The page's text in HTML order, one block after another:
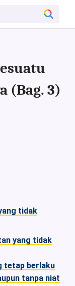
(Bag. 3)
tidak
yang tidak
tetap berlaku
tanpa niat